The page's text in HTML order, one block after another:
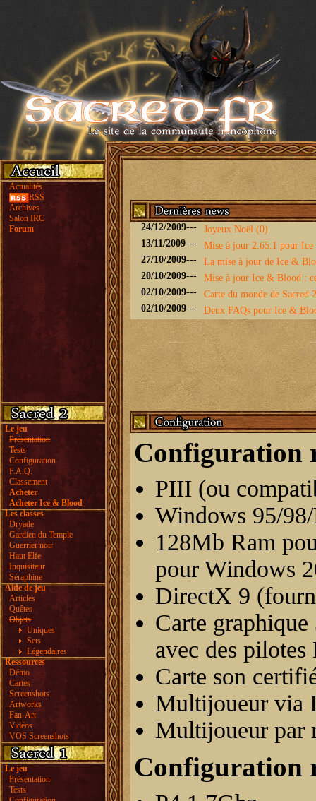
Actualités
RSS
Archives
Salon IRC
Forum
Le jeu
Présentation
Tests
Configuration
F.A.Q.
Classement
Acheter
Acheter Ice & Blood
Les classes
Dryade
Gardien du Temple
Guerrier noir
Haut Elfe
Inquisiteur
Séraphine
Aide de jeu
Articles
Quêtes
Objets
Uniques
Sets
Légendaires
Ressources
Démo
Cartes
Screenshots
Artworks
Fan-Art
Vidéos
VOS Screenshots
Le jeu
Présentation
Tests
24/12/2009---
Joyeux Noël (0)
13/11/2009---
Mise à jour 2.65.1 pour
27/10/2009---
La mise à jour de Ice &
20/10/2009---
Mise à jour Ice & Blood :
02/10/2009---
Carte du monde de Sacred
02/10/2009--- Deux FAQs pour Ice &
Configuration
PIII (ou
Windows 95/
128Mb Ram
pour Windows
DirectX 9
Carte
avec des
Carte son
Multijoueur via
Multijoueur par
Configuration